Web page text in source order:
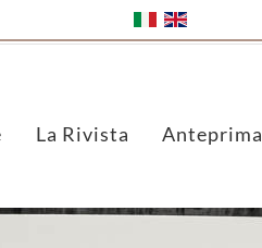
La Rivista Anteprima